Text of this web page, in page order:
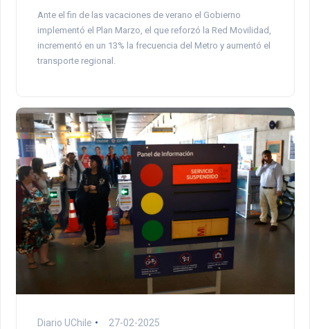
Ante el fin de las vacaciones de verano el Gobierno
implementó el Plan Marzo, el que reforzó la Red Movilidad,
incrementó en un 13% la frecuencia del Metro y aumentó el
transporte regional.
Diario UChile 27-02-2025